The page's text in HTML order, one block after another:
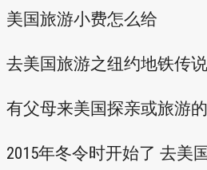
美国旅游小费怎么给
去美国旅游之纽约地铁传说
有父母来美国探亲或旅游
2015年冬令时开始了 去美